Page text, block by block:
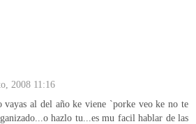
2008 11:16
vayas al del año ke viene `porke veo ke no te
hazlo tu...es mu facil hablar de las